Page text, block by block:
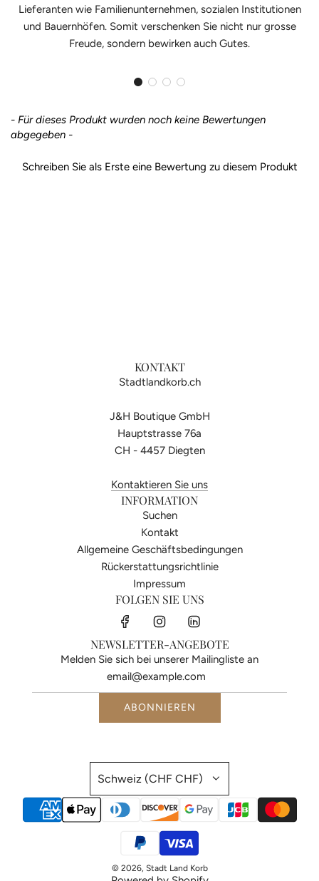
Lieferanten wie Familienunternehmen, sozialen Institutionen
und Bauernhöfen. Somit verschenken Sie nicht nur grosse
Freude, sondern bewirken auch Gutes.
- Für dieses Produkt wurden noch keine Bewertungen
abgegeben -
Schreiben Sie als Erste eine Bewertung zu diesem Produkt
New content loaded
KONTAKT
Stadtlandkorb.ch
J&H Boutique GmbH
Hauptstrasse 76a
CH - 4457 Diegten
Kontaktieren Sie uns
INFORMATION
Suchen
Kontakt
Allgemeine Geschäftsbedingungen
Rückerstattungsrichtlinie
Impressum
FOLGEN SIE UNS
NEWSLETTER-ANGEBOTE
Melden Sie sich bei unserer Mailingliste an
ABONNIEREN
Schweiz (CHF CHF)
© 2026, Stadt Land Korb